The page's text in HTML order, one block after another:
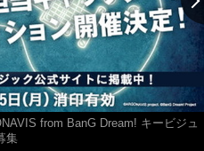
from BanG Dream! キービジュ
集